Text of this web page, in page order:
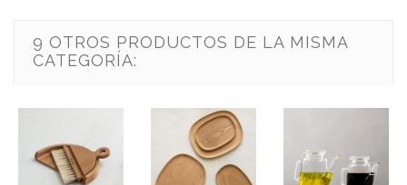
9 OTROS PRODUCTOS DE LA MISMA
CATEGORÍA: